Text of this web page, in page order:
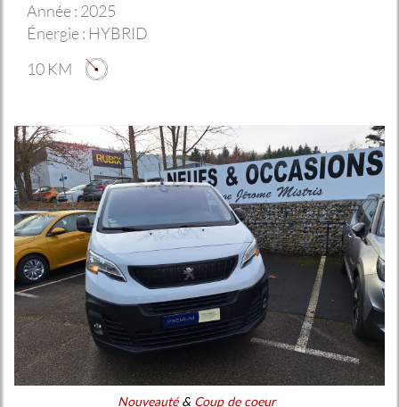
Année : 2025
Énergie : HYBRID
10 KM
Nouveauté& Coup de coeur